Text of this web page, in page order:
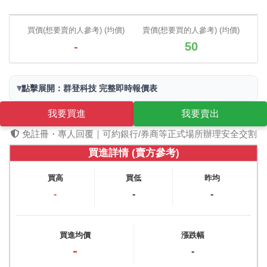
買價(想要賣的人參考) (均價)
-
賣價(想要買的人參考) (均價)
50
▾點擊展開：群登科技 完整即時報價表
我要買進
我要賣出
免註冊・專人回覆｜可約銀行/券商等正式場所辦理安全交割
買進詳情 (賣方參考)
買高
-
買低
-
昨均
-
買進均價
-
漲跌幅
-